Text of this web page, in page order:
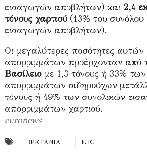
εισαγωγών αποβλήτων) και 2,4
τόνους χαρτιού(13% του συνόλου
εισαγωγών αποβλήτων).
Οι μεγαλύτερες ποσότητες αυτών
απορριμμάτων προέρχονταν από
Βασίλειομε 1,3 τόνους ή 33% των
απορριμμάτων σιδηρούχων
τόνους ή 49% των συνολικών
απορριμμάτων χαρτιού.
euronews
ΒΡΕΤΑΝΙΑ Ε.Ε.